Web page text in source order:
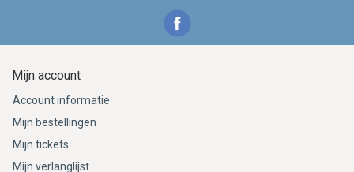
Mijn account
Account informatie
Mijn bestellingen
Mijn tickets
Mijn verlanglijst